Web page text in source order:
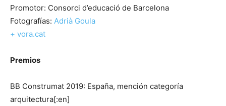
Promotor: Consorci d’educació de Barcelona
Fotografías: Adrià Goula
+ vora.cat
Premios
BB Construmat 2019: España, mención categoría
arquitectura[:en]